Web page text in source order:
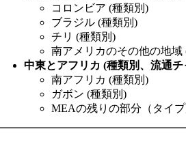
コロンビア (種類別)
ブラジル (種類別)
チリ (種類別)
南アメリカのその他の地域
中東とアフリカ (種類別、流通
南アフリカ (種類別)
ガボン (種類別)
MEAの残りの部分（タイ